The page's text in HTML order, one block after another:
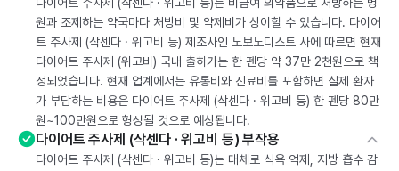
원과 조제하는 약국마다 처방비 및 약제비가 상이할 수 있습니다. 다이어
트 주사제 (삭센다 · 위고비 등) 제조사인 노보노디스트 사에 따르면 현재
다이어트 주사제 (위고비) 국내 출하가는 한 펜당 약 37만 2천원으로 책
정되었습니다. 현재 업계에서는 유통비와 진료비를 포함하면 실제 환자
가 부담하는 비용은 다이어트 주사제 (삭센다 · 위고비 등) 한 펜당 80만
원~100만원으로 형성될 것으로 예상됩니다.
다이어트 주사제 (삭센다 · 위고비 등) 부작용
다이어트 주사제 (삭센다 · 위고비 등)는 대체로 식욕 억제, 지방 흡수 감